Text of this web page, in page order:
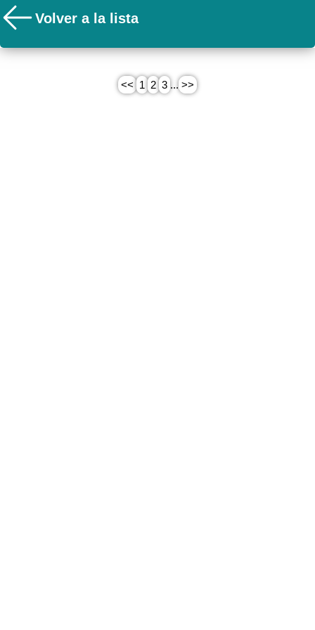
Volver a la lista
<< 1 2 3 ... >>